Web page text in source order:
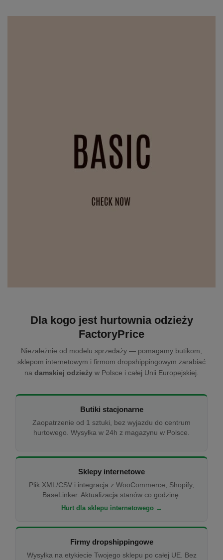
Dla kogo jest hurtownia odzieży
FactoryPrice
Niezależnie od modelu sprzedaży — pomagamy butikom,
sklepom internetowym i firmom dropshippingowym zarabiać
na damskiej odzieży w Polsce i całej Unii Europejskiej.
Butiki stacjonarne
Zaopatrzenie od 1 sztuki, bez wyjazdu do centrum
hurtowego. Wysyłka w 24h z magazynu w Polsce.
Sklepy internetowe
Plik XML/CSV i integracja z WooCommerce, Shopify,
BaseLinker. Aktualizacja stanów co godzinę.
Hurt dla sklepu internetowego →
Firmy dropshippingowe
Wysyłka na etykiecie Twojego sklepu po całej UE. Bez